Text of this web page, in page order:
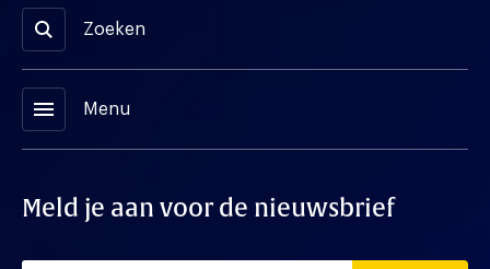
Zoeken
menu Menu
Meld je aan voor de nieuwsbrief